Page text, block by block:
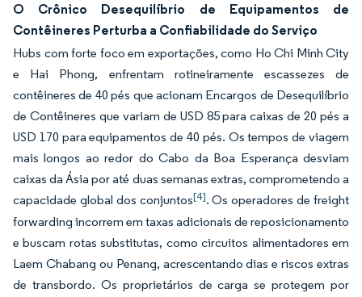
O Crônico Desequilíbrio de Equipamentos de
Contêineres Perturba a Confiabilidade do Serviço
Hubs com forte foco em exportações, como Ho Chi Minh City
e Hai Phong, enfrentam rotineiramente escassezes de
contêineres de 40 pés que acionam Encargos de Desequilíbrio
de Contêineres que variam de USD 85 para caixas de 20 pés a
USD 170 para equipamentos de 40 pés. Os tempos de viagem
mais longos ao redor do Cabo da Boa Esperança desviam
caixas da Ásia por até duas semanas extras, comprometendo a
capacidade global dos conjuntos[4]. Os operadores de freight
forwarding incorrem em taxas adicionais de reposicionamento
e buscam rotas substitutas, como circuitos alimentadores em
Laem Chabang ou Penang, acrescentando dias e riscos extras
de transbordo. Os proprietários de carga se protegem por